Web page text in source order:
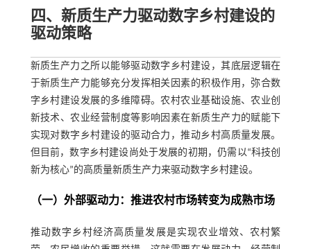
四、新质生产力驱动数字乡村建设的
驱动策略
新质生产力之所以能够驱动数字乡村建设，其底层逻辑在
于新质生产力能够充分发挥相关因素的积极作用，弥合数
字乡村建设发展的多维障碍。农村农业基础设施、农业创
新技术、农业经营制度等影响因素在新质生产力的赋能下
实现对数字乡村建设的驱动合力，推动乡村高质量发展。
但目前，数字乡村建设尚处于发展的初期，仍需以“科技创
新为核心”的高质量新质生产力来驱动数字乡村建设。
（一）外部驱动力：推进农村市场转变为成熟市场
推动数字乡村经济高质量发展是实现农业增效、农村繁